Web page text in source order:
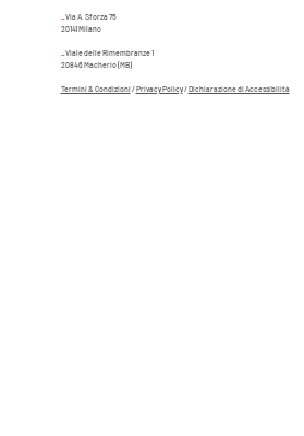
Via A. Sforza 75
20141 Milano
Viale delle Rimembranze 1
20846 Macherio (MB)
Termini & Condizioni/Privacy Policy/Dichiarazione di Accessibilità